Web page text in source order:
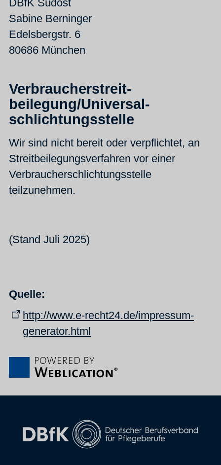
DBfK Südost
Sabine Berninger
Edelsbergstr. 6
80686 München
Verbraucher­streit­
beilegung/Universal­
schlichtungs­stelle
Wir sind nicht bereit oder verpflichtet, an
Streitbeilegungsverfahren vor einer
Verbraucherschlichtungsstelle
teilzunehmen.
(Stand Juli 2025)
Quelle:
http://www.e-recht24.de/impressum-
generator.html